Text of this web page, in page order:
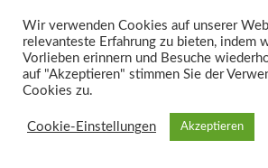
Wir verwenden Cookies auf unserer
relevanteste Erfahrung zu bieten, indem
Vorlieben erinnern und Besuche
auf "Akzeptieren" stimmen Sie der
Cookies zu.
Cookie-Einstellungen Akzeptieren